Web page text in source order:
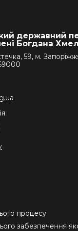
державний
Богдана
59, м.
процесу
забезпечення